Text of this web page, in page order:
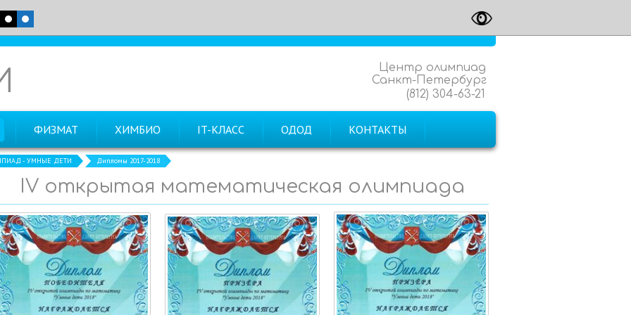
Центр олимпиад
Санкт-Петербург
(812) 304-63-21
ФИЗМАТ ХИМБИО IT-КЛАСС ОДОД КОНТАКТЫ
- УМНЫЕ ДЕТИ Дипломы 2017-2018
IV открытая математическая олимпиада